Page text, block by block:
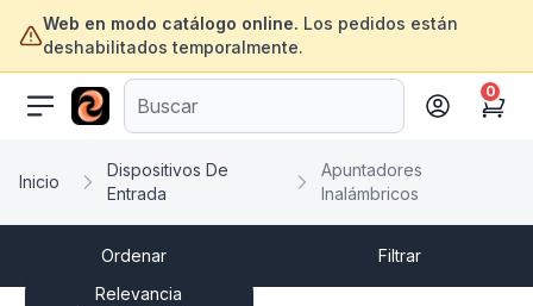
Web en modo catálogo online. Los pedidos están
deshabilitados temporalmente.
ofertasinformatica.com
Cart
0
Inicio
Dispositivos De
Entrada
Apuntadores
Inalámbricos
Ordenar
Relevancia
Filtrar